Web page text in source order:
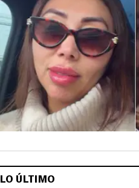
LO ÚLTIMO